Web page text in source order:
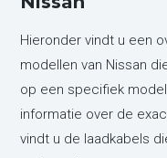
Hieronder vindt u een
modellen van Nissan
op een specifiek
informatie over de
vindt u de laadkabels